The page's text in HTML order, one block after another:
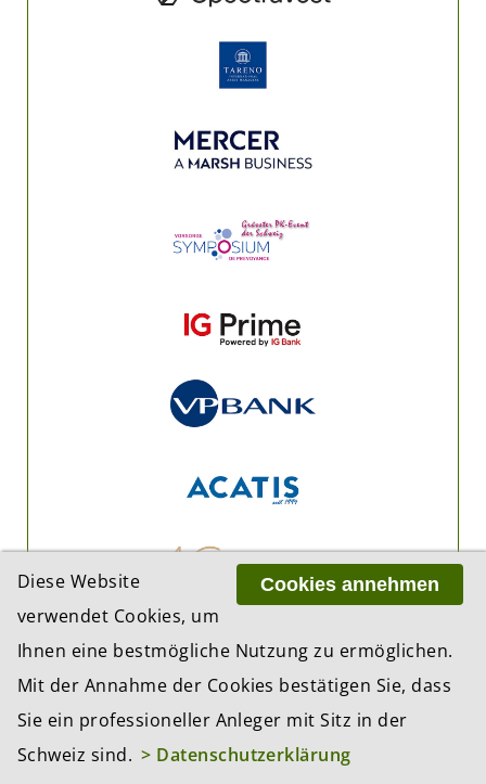
Cookies annehmen
Diese Website
verwendet Cookies, um
Ihnen eine bestmögliche Nutzung zu ermöglichen.
Mit der Annahme der Cookies bestätigen Sie, dass
Sie ein professioneller Anleger mit Sitz in der
Schweiz sind. > Datenschutzerklärung